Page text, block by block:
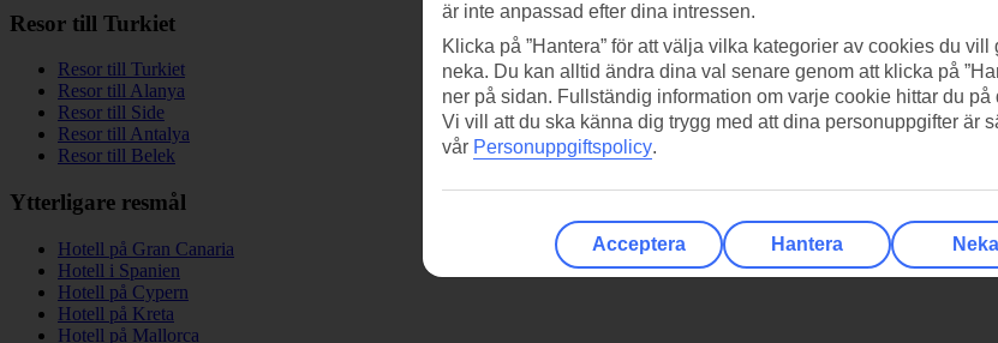
Resor till Turkiet
Resor till Turkiet
Resor till Alanya
Resor till Side
Resor till Antalya
Resor till Belek
Ytterligare resmål
Hotell på Gran Canaria
Hotell i Spanien
Hotell på Cypern
Hotell på Kreta
Hotell på Mallorca
är inte anpassad efter dina intressen.
Klicka på ”Hantera” för att välja vilka kategorier av cookies du
neka. Du kan alltid ändra dina val senare genom att klicka på
ner på sidan. Fullständig information om varje cookie hittar du på
Vi vill att du ska känna dig trygg med att dina personuppgifter är
vår Personuppgiftspolicy.
Acceptera Hantera Neka